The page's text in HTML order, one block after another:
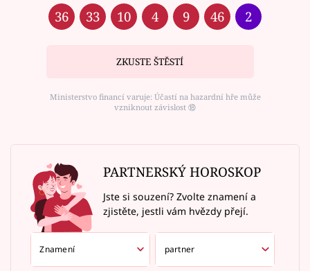
36 33 10 4 9 46 2
ZKUSTE ŠTĚSTÍ
Ministerstvo financí varuje: Účastí na hazardní hře může
vzniknout závislost ⑱
PARTNERSKÝ HOROSKOP
Jste si souzení? Zvolte znamení a
zjistěte, jestli vám hvězdy přejí.